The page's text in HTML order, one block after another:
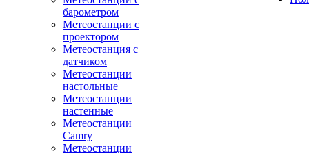
барометром
Метеостанции с
проектором
Метеостанция с
датчиком
Метеостанции
настольные
Метеостанции
настенные
Метеостанции
Camry
Метеостанции